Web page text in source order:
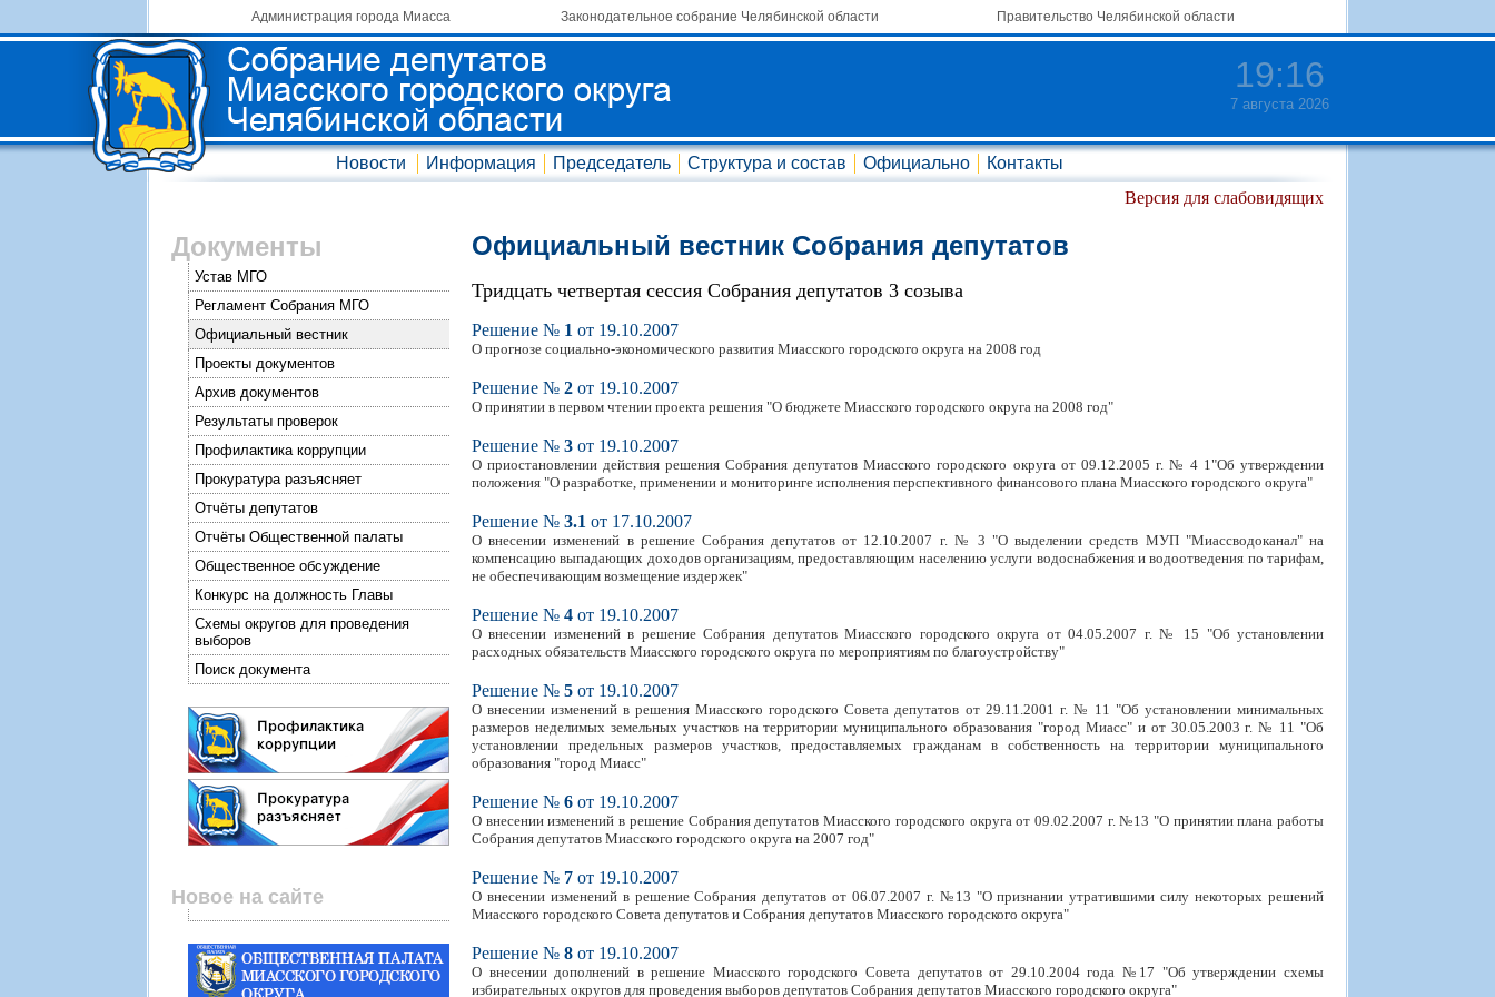
Администрация города Миасса Законодательное собрание Челябинской области Правительство Челябинской области
19:16
7 августа 2026
Новости Информация Председатель Структура и состав Официально
Контакты
Версия для слабовидящих
Документы
Устав МГО
Регламент Собрания МГО
Официальный вестник
Проекты документов
Архив документов
Результаты проверок
Профилактика коррупции
Прокуратура разъясняет
Отчёты депутатов
Отчёты Общественной палаты
Общественное обсуждение
Конкурс на должность Главы
Схемы округов для проведения
выборов
Поиск документа
Новое на сайте
Официальный вестник Собрания депутатов
Тридцать четвертая сессия Собрания депутатов 3 созыва
Решение № 1 от 19.10.2007
О прогнозе социально-экономического развития Миасского городского округа на 2008 год
Решение № 2 от 19.10.2007
О принятии в первом чтении проекта решения "О бюджете Миасского городского округа на 2008 год"
Решение № 3 от 19.10.2007
О приостановлении действия решения Собрания депутатов Миасского городского округа от 09.12.2005 г. № 4 1"Об утверждении
положения "О разработке, применении и мониторинге исполнения перспективного финансового плана Миасского городского округа"
Решение № 3.1 от 17.10.2007
О внесении изменений в решение Собрания депутатов от 12.10.2007 г. № 3 "О выделении средств МУП "Миассводоканал" на
компенсацию выпадающих доходов организациям, предоставляющим населению услуги водоснабжения и водоотведения по тарифам,
не обеспечивающим возмещение издержек"
Решение № 4 от 19.10.2007
О внесении изменений в решение Собрания депутатов Миасского городского округа от 04.05.2007 г. № 15 "Об установлении
расходных обязательств Миасского городского округа по мероприятиям по благоустройству"
Решение № 5 от 19.10.2007
О внесении изменений в решения Миасского городского Совета депутатов от 29.11.2001 г. № 11 "Об установлении минимальных
размеров неделимых земельных участков на территории муниципального образования "город Миасс" и от 30.05.2003 г. № 11 "Об
установлении предельных размеров участков, предоставляемых гражданам в собственность на территории муниципального
образования "город Миасс"
Решение № 6 от 19.10.2007
О внесении изменений в решение Собрания депутатов Миасского городского округа от 09.02.2007 г. №13 "О принятии плана работы
Собрания депутатов Миасского городского округа на 2007 год"
Решение № 7 от 19.10.2007
О внесении изменений в решение Собрания депутатов от 06.07.2007 г. №13 "О признании утратившими силу некоторых решений
Миасского городского Совета депутатов и Собрания депутатов Миасского городского округа"
Решение № 8 от 19.10.2007
О внесении дополнений в решение Миасского городского Совета депутатов от 29.10.2004 года №17 "Об утверждении схемы
избирательных округов для проведения выборов депутатов Собрания депутатов Миасского городского округа"